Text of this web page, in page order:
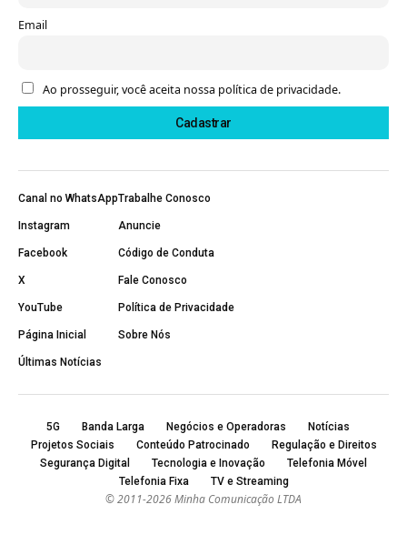
Email
Ao prosseguir, você aceita nossa política de privacidade.
Canal no WhatsApp
Instagram
Facebook
X
YouTube
Página Inicial
Últimas Notícias
Trabalhe Conosco
Anuncie
Código de Conduta
Fale Conosco
Política de Privacidade
Sobre Nós
5G Banda Larga Negócios e Operadoras
Notícias
Projetos Sociais
Conteúdo Patrocinado
Regulação e Direitos
Segurança Digital
Tecnologia e Inovação
Telefonia Móvel
Telefonia Fixa
TV e Streaming
© 2011-2026 Minha Comunicação LTDA